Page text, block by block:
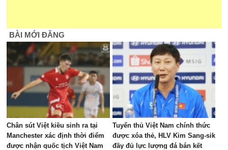
BÀI MỚI ĐĂNG
Chân sút Việt kiều sinh ra tại
Manchester xác định thời điểm
được nhận quốc tịch Việt Nam
Tuyển thủ Việt Nam chính thức
được xóa thẻ, HLV Kim Sang-sik
đầy đủ lực lượng đá bán kết